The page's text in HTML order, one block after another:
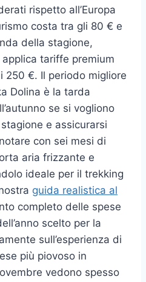
rispetto all’Europa
costa tra gli 80 € e
della stagione,
applica tariffe premium
250 €. Il periodo migliore
Dolina è la tarda
se si vogliono
e assicurarsi
con sei mesi di
aria frizzante e
ideale per il trekking
guida realistica al
completo delle spese
scelto per la
sull’esperienza di
più piovoso in
vedono spesso